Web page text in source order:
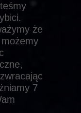
że
możemy
7